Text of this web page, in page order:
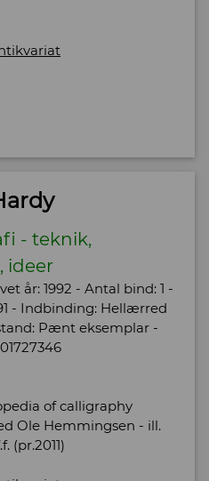
- teknik,
ideer
år: 1992 - Antal bind: 1 -
- Indbinding: Hellærred
Pænt eksemplar -
of calligraphy
Ole Hemmingsen - ill.
(pr.2011)